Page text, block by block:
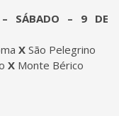
– SÁBADO – 9 DE
X São Pelegrino
X Monte Bérico